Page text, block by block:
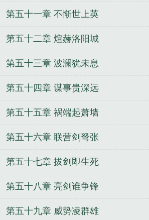
第五十一章 不惭世上英
第五十二章 煊赫洛阳城
第五十三章 波澜犹未息
第五十四章 谋事贵深远
第五十五章 祸端起萧墙
第五十六章 联营剑弩张
第五十七章 拔剑即生死
第五十八章 亮剑谁争锋
第五十九章 威势凌群雄